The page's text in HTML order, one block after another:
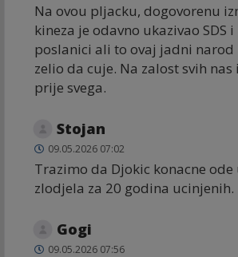
Na ovou pljacku, dogovorenu
kineza je odavno ukazivao SDS
poslanici ali to ovaj jadni narod
zelio da cuje. Na zalost svih
prije svega.
Stojan
09.05.2026 07:02
Trazimo da Djokic konacne ode
zlodjela za 20 godina ucinjenih.
Gogi
09.05.2026 07:56